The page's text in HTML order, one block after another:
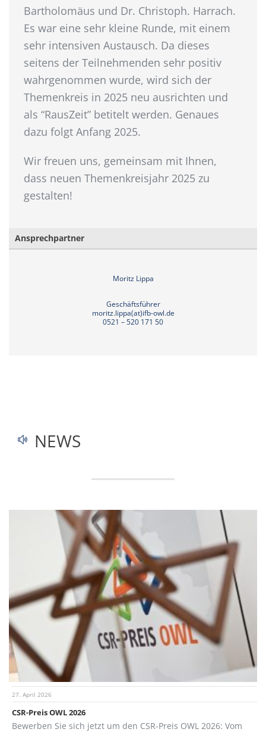
Bartholomäus und Dr. Christoph. Harrach.
Es war eine sehr kleine Runde, mit einem
sehr intensiven Austausch. Da dieses
seitens der Teilnehmenden sehr positiv
wahrgenommen wurde, wird sich der
Themenkreis in 2025 neu ausrichten und
als “RausZeit” betitelt werden. Genaues
dazu folgt Anfang 2025.
Wir freuen uns, gemeinsam mit Ihnen,
dass neuen Themenkreisjahr 2025 zu
gestalten!
Ansprechpartner
Moritz Lippa
Geschäftsführer
moritz.lippa(at)ifb-owl.de
0521 – 520 171 50
NEWS
27. April 2026
CSR-Preis OWL 2026
Bewerben Sie sich jetzt um den CSR-Preis OWL 2026: Vom